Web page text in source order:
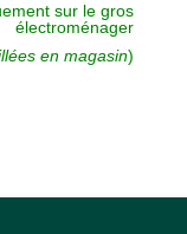
sur le gros
électroménager
en magasin)